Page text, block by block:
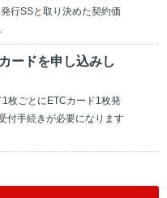
行SSと取り決めた契約価
ードを申し込みし
枚ごとにETCカード1枚発
付手続きが必要になります